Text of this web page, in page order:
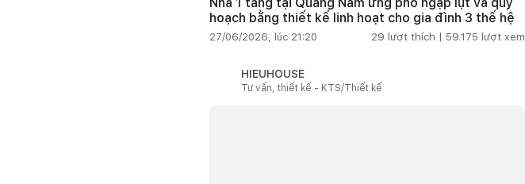
hoạch bằng thiết kế linh hoạt cho gia đình 3 thế hệ
27/06/2026, lúc 21:20 29 lượt thích | 59.175 lượt xem
HIEUHOUSE
Tư vấn, thiết kế - KTS/Thiết kế